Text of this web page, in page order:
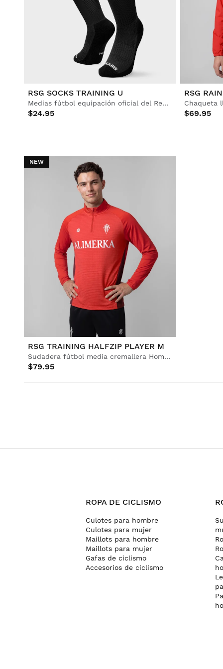
RSG SOCKS TRAINING U
Medias fútbol equipación oficial del Real Sporting de Gijón Adulto
$24.95
RSG
Chaqueta
$69.95
NEW
RSG TRAINING HALFZIP PLAYER M
Sudadera fútbol media cremallera Hombre
$79.95
ROPA DE CICLISMO
Culotes para hombre
Culotes para mujer
Maillots para hombre
Maillots para mujer
Gafas de ciclismo
Accesorios de ciclismo